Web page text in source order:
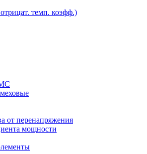
темп. коэфф.)
от перенапряжения
мощности